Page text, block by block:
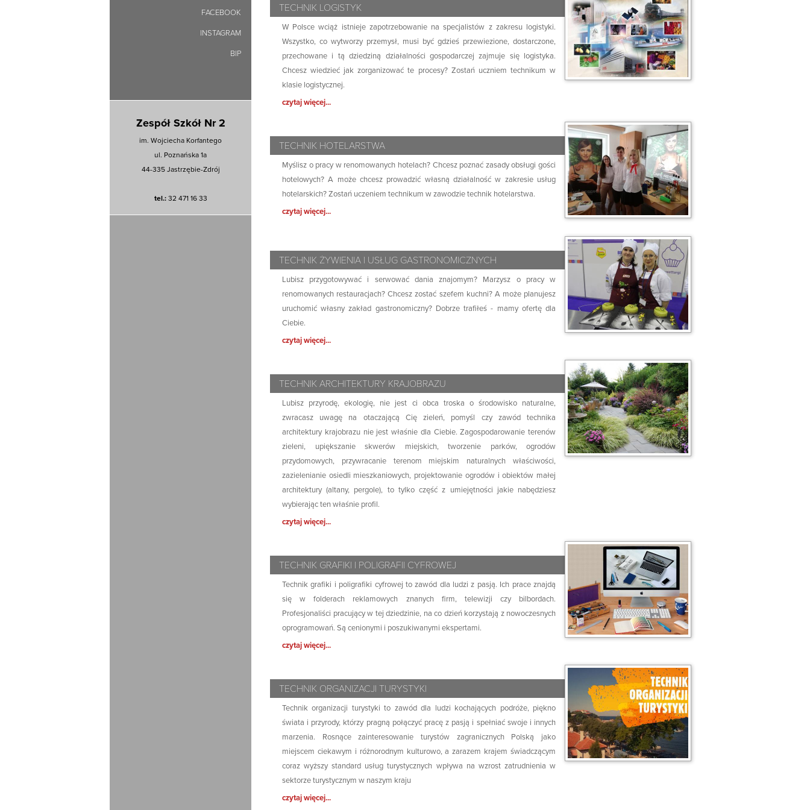
FACEBOOK
INSTAGRAM
BIP
Zespół Szkół Nr 2
im. Wojciecha Korfantego
ul. Poznańska 1a
44-335 Jastrzębie-Zdrój
tel.:32 471 16 33
TECHNIK LOGISTYK
W Polsce wciąż istnieje zapotrzebowanie na specjalistów z zakresu logistyki.
Wszystko, co wytworzy przemysł, musi być gdzieś przewiezione, dostarczone,
przechowane i tą dziedziną działalności gospodarczej zajmuje się logistyka.
Chcesz wiedzieć jak zorganizować te procesy? Zostań uczniem technikum w
klasie logistycznej.
czytaj więcej...
TECHNIK HOTELARSTWA
Myślisz o pracy w renomowanych hotelach? Chcesz poznać zasady obsługi gości
hotelowych? A może chcesz prowadzić własną działalność w zakresie usług
hotelarskich? Zostań uczeniem technikum w zawodzie technik hotelarstwa.
czytaj więcej...
TECHNIK ŻYWIENIA I USŁUG GASTRONOMICZNYCH
Lubisz przygotowywać i serwować dania znajomym? Marzysz o pracy w
renomowanych restauracjach? Chcesz zostać szefem kuchni? A może planujesz
uruchomić własny zakład gastronomiczny? Dobrze trafiłeś - mamy ofertę dla
Ciebie.
czytaj więcej...
TECHNIK ARCHITEKTURY KRAJOBRAZU
Lubisz przyrodę, ekologię, nie jest ci obca troska o środowisko naturalne,
zwracasz uwagę na otaczającą Cię zieleń, pomyśl czy zawód technika
architektury krajobrazu nie jest właśnie dla Ciebie. Zagospodarowanie terenów
zieleni, upiększanie skwerów miejskich, tworzenie parków, ogrodów
przydomowych, przywracanie terenom miejskim naturalnych właściwości,
zazielenianie osiedli mieszkaniowych, projektowanie ogrodów i obiektów małej
architektury (altany, pergole), to tylko część z umiejętności jakie nabędziesz
wybierając ten właśnie profil.
czytaj więcej...
TECHNIK GRAFIKI I POLIGRAFII CYFROWEJ
Technik grafiki i poligrafiki cyfrowej to zawód dla ludzi z pasją. Ich prace znajdą
się w folderach reklamowych znanych firm, telewizji czy bilbordach.
Profesjonaliści pracujący w tej dziedzinie, na co dzień korzystają z nowoczesnych
oprogramowań. Są cenionymi i poszukiwanymi ekspertami.
czytaj więcej...
TECHNIK ORGANIZACJI TURYSTYKI
Technik organizacji turystyki to zawód dla ludzi kochających podróże, piękno
świata i przyrody, którzy pragną połączyć pracę z pasją i spełniać swoje i innych
marzenia. Rosnące zainteresowanie turystów zagranicznych Polską jako
miejscem ciekawym i różnorodnym kulturowo, a zarazem krajem świadczącym
coraz wyższy standard usług turystycznych wpływa na wzrost zatrudnienia w
sektorze turystycznym w naszym kraju
czytaj więcej...